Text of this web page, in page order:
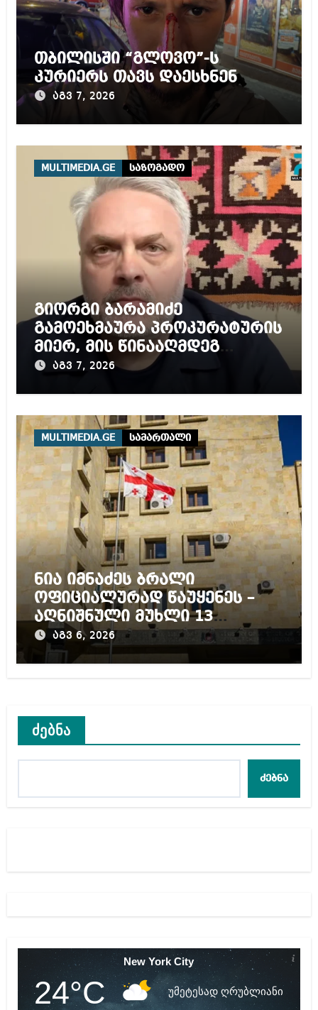
თბილისში “გლოვო”-ს
კურიერს თავს დაესხნენ
აგვ 7, 2026
MULTIMEDIA.GE საზოგადო
გიორგი ბარამიძე
გამოეხმაურა პროკურატურის
მიერ, მის წინააღმდეგ
დაწყებულ გამოძიებას
აგვ 7, 2026
MULTIMEDIA.GE სამართალი
ნია იმნაძეს ბრალი
ოფიციალურად წაუყენეს –
აღნიშნული მუხლი 13
წლამდე პატიმრობას
ითვალისწინებს
აგვ 6, 2026
ძებნა
ძებნა
New York City
24°C უმეტესად ღრუბლიანი